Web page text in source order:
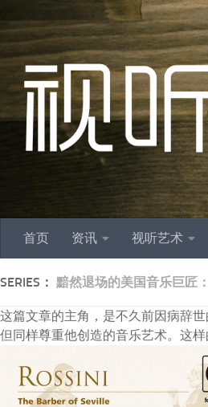
跳至内容
首页 资讯 视听艺术
SERIES： 黯然退场的美国音乐巨匠
这篇文章的主角，是不久前因病辞
但同样尊重他创造的音乐艺术。这